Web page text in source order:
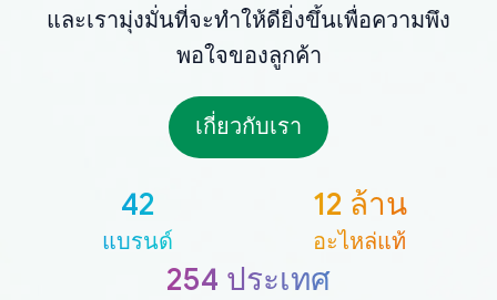
และเรามุ่งมั่นที่จะทำให้ดียิ่งขึ้นเพื่อความพึง
พอใจของลูกค้า
เกี่ยวกับเรา
42
แบรนด์
12 ล้าน
อะไหล่แท้
254 ประเทศ